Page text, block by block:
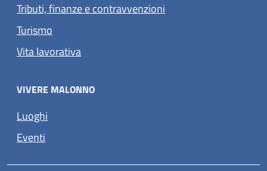
Tributi, finanze e contravvenzioni
Turismo
Vita lavorativa
VIVERE MALONNO
Luoghi
Eventi